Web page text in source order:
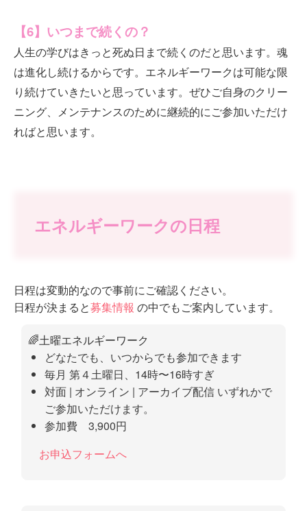
【6】いつまで続くの？
人生の学びはきっと死ぬ日まで続くのだと思います。魂
は進化し続けるからです。エネルギーワークは可能な限
り続けていきたいと思っています。ぜひご自身のクリー
ニング、メンテナンスのために継続的にご参加いただけ
ればと思います。
エネルギーワークの日程
日程は変動的なので事前にご確認ください。
日程が決まると募集情報 の中でもご案内しています。
🌈土曜エネルギーワーク
どなたでも、いつからでも参加できます
毎月 第４土曜日、14時〜16時すぎ
対面 | オンライン | アーカイブ配信 いずれかで
ご参加いただけます。
参加費 3,900円
お申込フォームへ